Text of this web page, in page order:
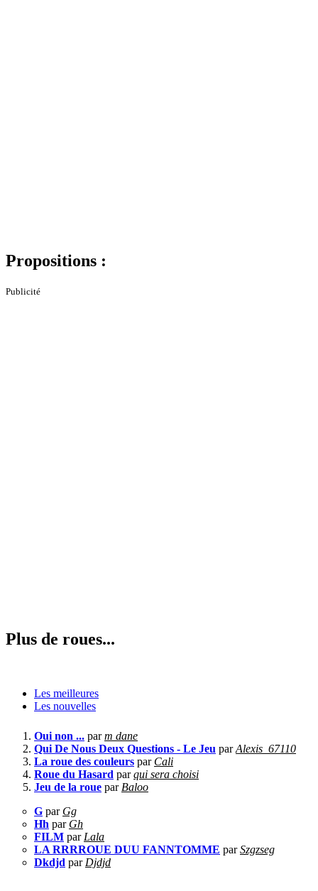
Propositions :
Publicité
Plus de roues...
Les meilleures
Les nouvelles
Oui non ... parm dane
Qui De Nous Deux Questions - Le Jeu parAlexis_67110
La roue des couleurs par Cali
Roue du Hasard parqui sera choisi
Jeu de la roue par Baloo
G par Gg
Hh par Gh
FILM par Lala
LA RRRROUE DUU FANNTOMME parSzgzseg
Dkdjd par Djdjd